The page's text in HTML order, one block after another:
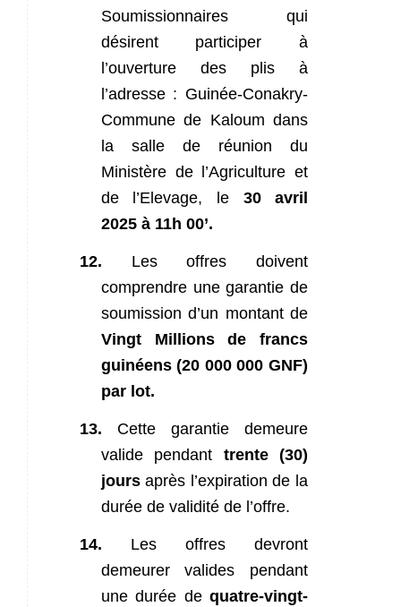
Soumissionnaires qui
désirent participer à
l’ouverture des plis à
l’adresse : Guinée-Conakry-
Commune de Kaloum dans
la salle de réunion du
Ministère de l’Agriculture et
de l’Elevage, le 30 avril
2025 à 11h 00’.
12.
Les offres doivent
comprendre une garantie de
soumission d’un montant de
Vingt Millions de francs
guinéens (20 000 000 GNF)
par lot.
13.
Cette garantie demeure
valide pendant trente (30)
joursaprès l’expiration de la
durée de validité de l’offre.
14.
Les offres devront
demeurer valides pendant
une durée dequatre-vingt-